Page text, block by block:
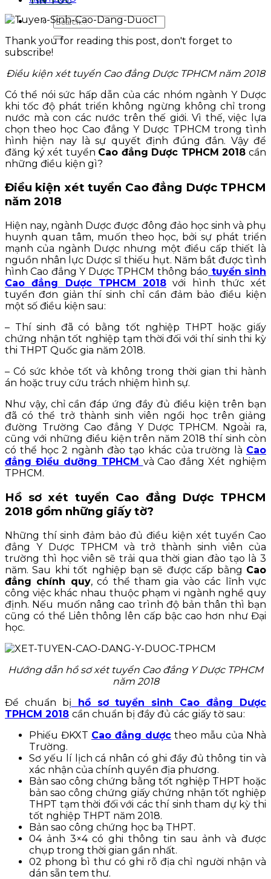
Thank you for reading this post, don't forget to
subscribe!
Điều kiện xét tuyển Cao đẳng Dược TPHCM năm 2018
Có thể nói sức hấp dẫn của các nhóm ngành Y Dược
khi tốc độ phát triển không ngừng không chỉ trong
nước mà con các nước trên thế giới. Vì thế, việc lựa
chọn theo học Cao đẳng Y Dược TPHCM trong tình
hình hiện nay là sự quyết định đúng đắn. Vậy để
đăng ký xét tuyển Cao đẳng Dược TPHCM 2018 cần
những điều kiện gì?
Điều kiện xét tuyển Cao đẳng Dược TPHCM
năm 2018
Hiện nay, ngành Dược được đông đảo học sinh và phụ
huynh quan tâm, muốn theo học, bởi sự phát triển
mạnh của ngành Dược nhưng một điều cấp thiết là
nguồn nhân lực Dược sĩ thiếu hụt. Năm bắt được tình
hình Cao đẳng Y Dược TPHCM thông báo tuyển sinh
Cao đẳng Dược TPHCM 2018 với hình thức xét
tuyển đơn giản thí sinh chỉ cần đảm bảo điều kiện
một số điều kiện sau:
– Thí sinh đã có bằng tốt nghiệp THPT hoặc giấy
chứng nhận tốt nghiệp tạm thời đối với thí sinh thi kỳ
thi THPT Quốc gia năm 2018.
– Có sức khỏe tốt và không trong thời gian thi hành
án hoặc truy cứu trách nhiệm hình sự.
Như vậy, chỉ cần đáp ứng đầy đủ điều kiện trên bạn
đã có thể trở thành sinh viên ngồi học trên giảng
đường Trường Cao đẳng Y Dược TPHCM. Ngoài ra,
cũng với những điều kiện trên năm 2018 thí sinh còn
có thể học 2 ngành đào tạo khác của trường là Cao
đẳng Điều dưỡng TPHCM và Cao đẳng Xét nghiệm
TPHCM.
Hồ sơ xét tuyển Cao đẳng Dược TPHCM
2018 gồm những giấy tờ?
Những thí sinh đảm bảo đủ điều kiện xét tuyển Cao
đẳng Y Dược TPHCM và trở thành sinh viên của
trường thì học viên sẽ trải qua thời gian đào tạo là 3
năm. Sau khi tốt nghiệp bạn sẽ được cấp bằng Cao
đẳng chính quy, có thể tham gia vào các lĩnh vực
công việc khác nhau thuộc phạm vi ngành nghề quy
định. Nếu muốn nâng cao trình độ bản thân thì bạn
cũng có thể Liên thông lên cấp bậc cao hơn như Đại
học.
Hướng dẫn hồ sơ xét tuyển Cao đẳng Y Dược TPHCM
năm 2018
Để chuẩn bị hồ sơ tuyển sinh Cao đẳng Dược
TPHCM 2018 cần chuẩn bị đầy đủ các giấy tờ sau:
Phiếu ĐKXT Cao đẳng dược theo mẫu của Nhà
Trường.
Sơ yếu lí lịch cá nhân có ghi đầy đủ thông tin và
xác nhận của chính quyền địa phương.
Bản sao công chứng bằng tốt nghiệp THPT hoặc
bản sao công chứng giấy chứng nhận tốt nghiệp
THPT tạm thời đối với các thí sinh tham dự kỳ thi
tốt nghiệp THPT năm 2018.
Bản sao công chứng học bạ THPT.
04 ảnh 3×4 có ghi thông tin sau ảnh và được
chụp trong thời gian gần nhất.
02 phong bì thư có ghi rõ địa chỉ người nhận và
dán sẵn tem thư.